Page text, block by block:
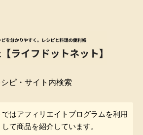
シピ・サイト内検索
ではアフィリエイトプログラムを利用
して商品を紹介しています。